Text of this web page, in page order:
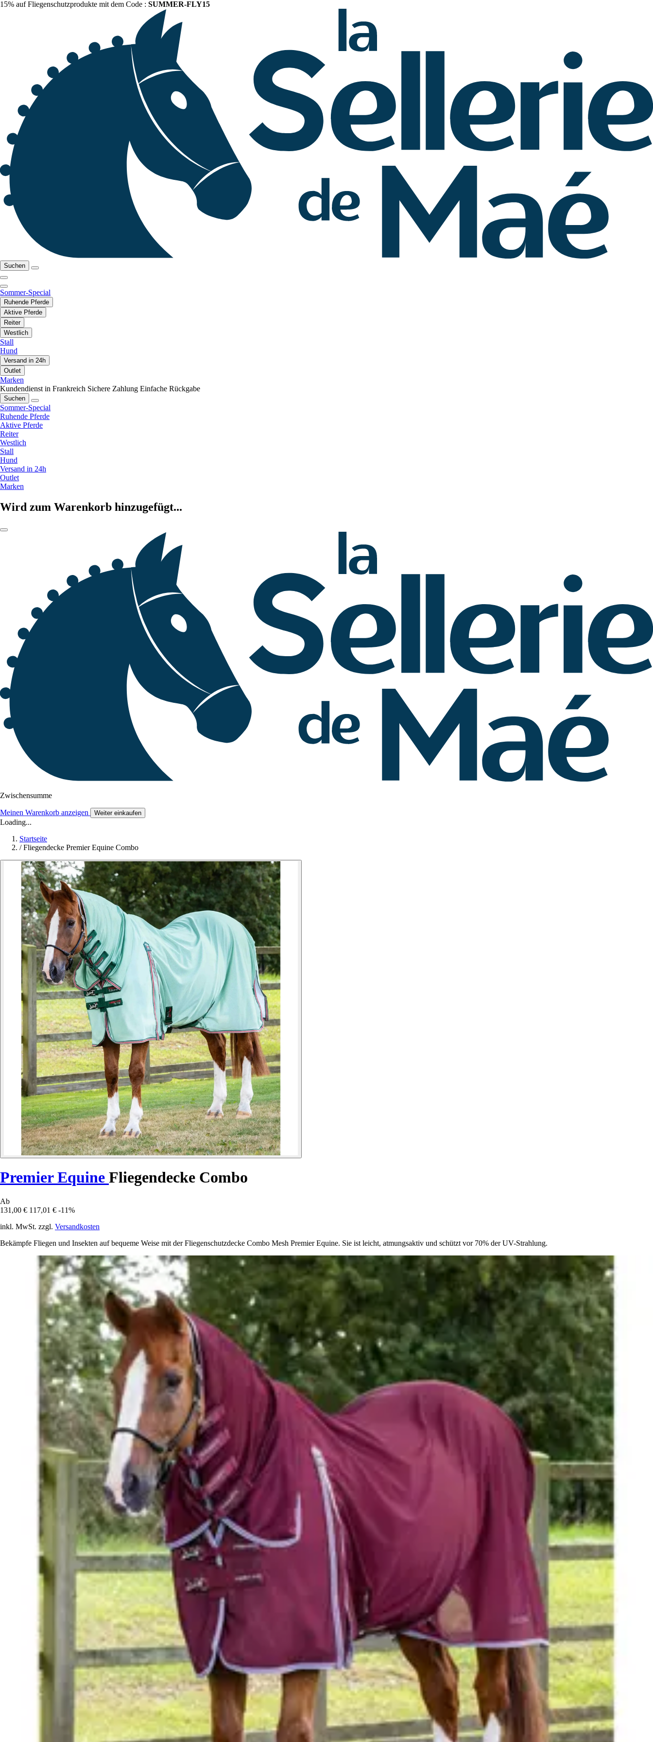
15% auf Fliegenschutzprodukte mit dem Code : SUMMER-FLY15
Suchen
Sommer-Special
Ruhende Pferde
Aktive Pferde
Reiter
Westlich
Stall
Hund
Versand in 24h
Outlet
Marken
Kundendienst in Frankreich Sichere Zahlung Einfache Rückgabe
Suchen
Sommer-Special
Ruhende Pferde
Aktive Pferde
Reiter
Westlich
Stall
Hund
Versand in 24h
Outlet
Marken
Wird zum Warenkorb hinzugefügt...
Zwischensumme
Meinen Warenkorb anzeigen Weiter einkaufen
Loading...
Startseite
/ Fliegendecke Premier Equine Combo
Premier Equine Fliegendecke Combo
Ab
131,00 € 117,01 € -11%
inkl. MwSt. zzgl. Versandkosten
Bekämpfe Fliegen und Insekten auf bequeme Weise mit der Fliegenschutzdecke Combo Mesh Premier Equine. Sie ist leicht, atmungsaktiv und schützt vor 70% der UV-Strahlung.